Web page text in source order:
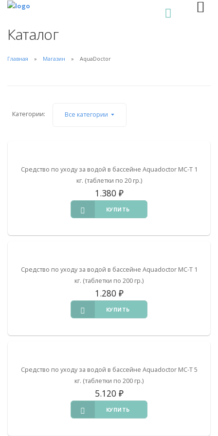
Каталог
Главная Магазин AquaDoctor
Категории: Все категории
Средство по уходу за водой в бассейне Aquadoctor MC-T 1
кг. (таблетки по 20 гр.)
1.380 ₽
КУПИТЬ
Средство по уходу за водой в бассейне Aquadoctor MC-T 1
кг. (таблетки по 200 гр.)
1.280 ₽
КУПИТЬ
Средство по уходу за водой в бассейне Aquadoctor MC-T 5
кг. (таблетки по 200 гр.)
5.120 ₽
КУПИТЬ